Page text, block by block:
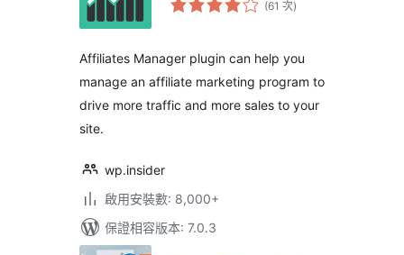
(61 次分)
Affiliates Manager plugin can help you
manage an affiliate marketing program to
drive more traffic and more sales to your
site.
wp.insider
啟用安裝數: 8,000+
保證相容版本: 7.0.3